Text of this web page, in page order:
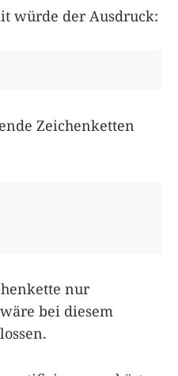
würde der Ausdruck:
Zeichenketten
nur
wäre bei diesem